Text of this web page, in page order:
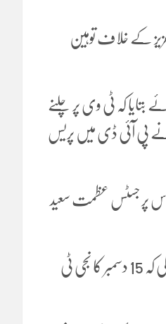
کے خلاف توہین
کہ ٹی وی پر چلنے
میں شامل ہے، 8 ستمبر2017 کو دانیال عزیز نے پی آئی ڈی میں پریس
عدالت میں پیش کیا، اس پر جسٹس عظمت سعید
دانیال عزیز کے وکیل علی رضا نے ڈی جی پیمرا سے جرح کرتے ہوئے عدالت سے استدعا کی کہ 15 دسمبر کا نجی ٹی